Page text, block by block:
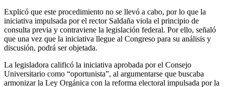
Explicó que este procedimiento no se llevó a cabo, por lo que la
iniciativa impulsada por el rector Saldaña viola el principio de
consulta previa y contraviene la legislación federal. Por ello, señaló
que una vez que la iniciativa llegue al Congreso para su análisis y
discusión, podrá ser objetada.
La legisladora calificó la iniciativa aprobada por el Consejo
Universitario como “oportunista”, al argumentarse que buscaba
armonizar la Ley Orgánica con la reforma electoral impulsada por la